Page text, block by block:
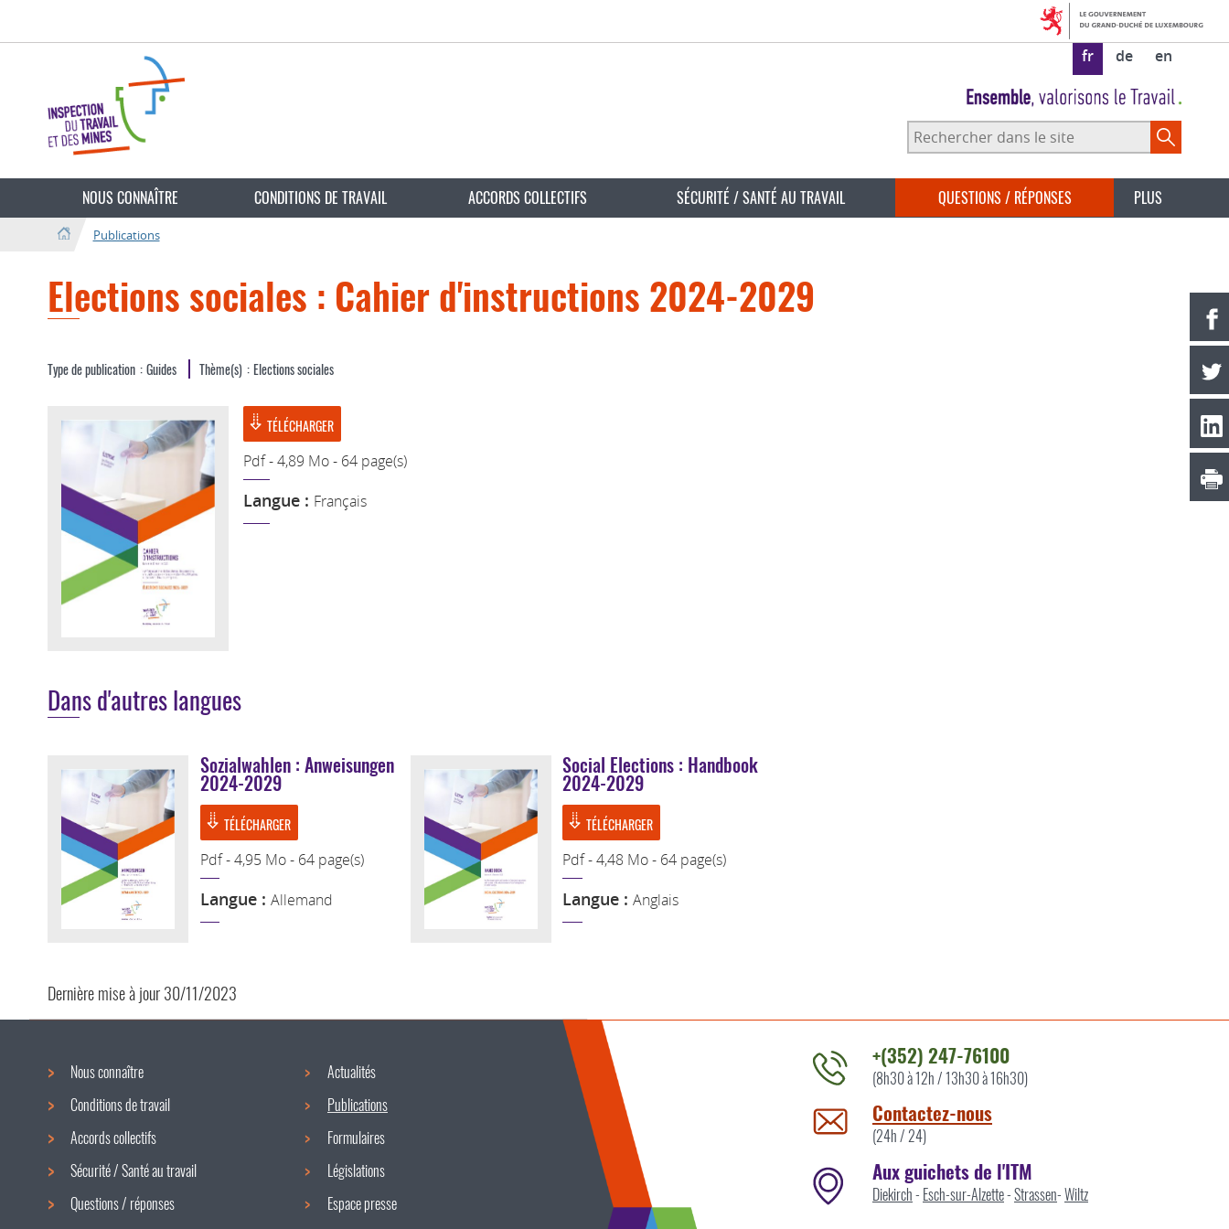
langue
fr de en
Rechercher
dans
NOUS CONNAÎTRE CONDITIONS DE TRAVAIL ACCORDS COLLECTIFS SÉCURITÉ / SANTÉ AU TRAVAIL QUESTIONS / RÉPONSES PLUS
Publications
Elections sociales : Cahier d'instructions 2024-2029
Type de publication Guides Thème(s) Elections sociales
Langue : Français
Pdf - 4,89 Mo - 64 page(s)
TÉLÉCHARGER
Dans d'autres langues
Sozialwahlen : Anweisungen
2024-2029
Langue : Allemand
Pdf - 4,95 Mo - 64 page(s)
TÉLÉCHARGER
Social Elections : Handbook
2024-2029
Langue :Anglais
Pdf - 4,48 Mo - 64 page(s)
TÉLÉCHARGER
Dernière mise à jour30/11/2023
Menu
de
navigation
Nous connaître
Conditions de travail
Accords collectifs
Sécurité / Santé au travail
Questions / réponses
Actualités
Publications
Formulaires
Législations
Espace presse
Contacter
l'ITM
par
+(352) 247-76100
(8h30 à 12h / 13h30 à 16h30)
Contactez-nous
(24h / 24)
Aux guichets de l'ITM
Diekirch- Esch-sur-Alzette-Strassen-Wiltz